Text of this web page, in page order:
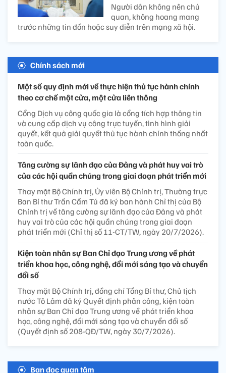
Người dân không nên chủ
quan, không hoang mang
trước những tin đồn hoặc suy diễn trên mạng xã hội.
Chính sách mới
Một số quy định mới về thực hiện thủ tục hành chính
theo cơ chế một cửa, một cửa liên thông
Cổng Dịch vụ công quốc gia là cổng tích hợp thông tin
và cung cấp dịch vụ công trực tuyến, tình hình giải
quyết, kết quả giải quyết thủ tục hành chính thống nhất
toàn quốc.
Tăng cường sự lãnh đạo của Đảng và phát huy vai trò
của các hội quần chúng trong giai đoạn phát triển mới
Thay mặt Bộ Chính trị, Ủy viên Bộ Chính trị, Thường trực
Ban Bí thư Trần Cẩm Tú đã ký ban hành Chỉ thị của Bộ
Chính trị về tăng cường sự lãnh đạo của Đảng và phát
huy vai trò của các hội quần chúng trong giai đoạn
phát triển mới (Chỉ thị số 11-CT/TW, ngày 20/7/2026).
Kiện toàn nhân sự Ban Chỉ đạo Trung ương về phát
triển khoa học, công nghệ, đổi mới sáng tạo và chuyển
đổi số
Thay mặt Bộ Chính trị, đồng chí Tổng Bí thư, Chủ tịch
nước Tô Lâm đã ký Quyết định phân công, kiện toàn
nhân sự Ban Chỉ đạo Trung ương về phát triển khoa
học, công nghệ, đổi mới sáng tạo và chuyển đổi số
(Quyết định số 208-QĐ/TW, ngày 30/7/2026).
Bạn đọc quan tâm